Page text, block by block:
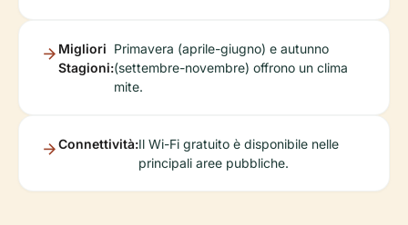
Migliori
Stagioni:
Primavera (aprile-giugno) e autunno
(settembre-novembre) offrono un clima
mite.
Connettività:Il Wi-Fi gratuito è disponibile nelle
principali aree pubbliche.